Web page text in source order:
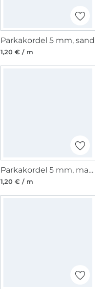
Parkakordel 5 mm, sand
1,20 € / m
Parkakordel 5 mm, marine
1,20 € / m